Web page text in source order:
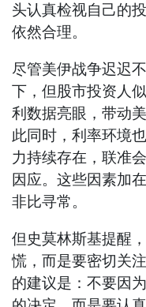
头认真检视自己的
依然合理。
尽管美伊战争迟迟
下，但股市投资人
利数据亮眼，带动
此同时，利率环境
力持续存在，联准
因应。这些因素加
非比寻常。
但史莫林斯基提醒
慌，而是要密切关
的建议是：不要因